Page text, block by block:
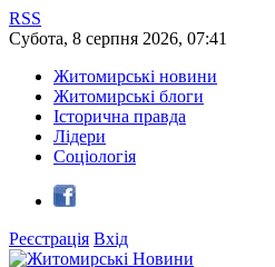
RSS
Субота, 8 серпня 2026, 07:41
Житомирські новини
Житомирські блоги
Історична правда
Лідери
Соціологія
Реєстрація Вхід